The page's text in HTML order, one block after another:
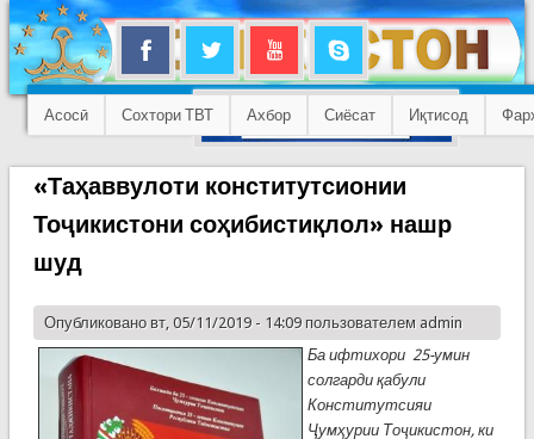
Асосӣ Сохтори ТВТ Ахбор Сиёсат Иқтисод
«Таҳаввулоти конститутсионии
Тоҷикистони соҳибистиқлол» нашр
шуд
Опубликовано вт, 05/11/2019 - 14:09 пользователем admin
Ба ифтихори 25-умин
солгарди қабули
Конститутсияи
Ҷумҳурии Тоҷикистон, ки